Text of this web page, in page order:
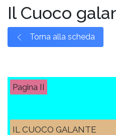
Il Cuoco
Torna alla scheda
II
IL CUOCO GALANTE